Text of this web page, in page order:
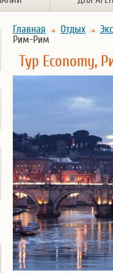
Главная Отдых
Рим-Рим
Тур Economy,